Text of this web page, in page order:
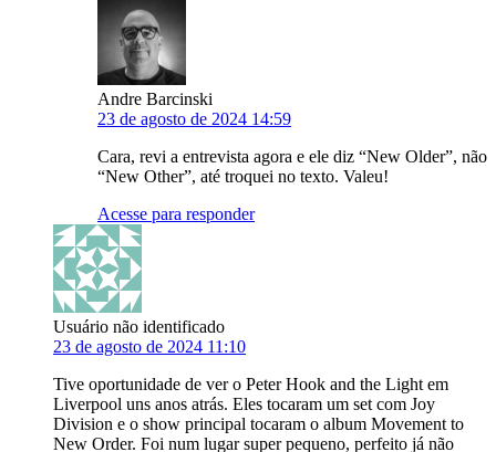
Andre Barcinski
23 de agosto de 2024 14:59
Cara, revi a entrevista agora e ele diz “New Older”, não
“New Other”, até troquei no texto. Valeu!
Acesse para responder
Usuário não identificado
23 de agosto de 2024 11:10
Tive oportunidade de ver o Peter Hook and the Light em
Liverpool uns anos atrás. Eles tocaram um set com Joy
Division e o show principal tocaram o album Movement to
New Order. Foi num lugar super pequeno, perfeito já não